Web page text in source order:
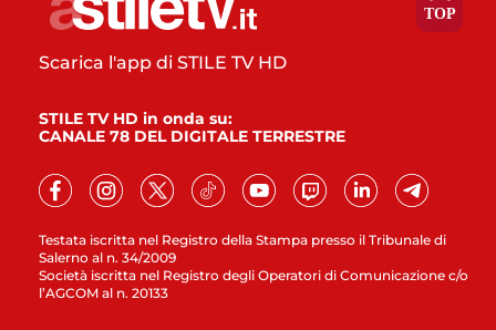
Testata iscritta nel Registro della Stampa presso il Tribunale di
Salerno al n. 34/2009
Società iscritta nel Registro degli Operatori di Comunicazione c/o
l’AGCOM al n. 20133
Scarica l'app di STILE TV HD
STILE TV HD in onda su:
CANALE 78 DEL DIGITALE TERRESTRE